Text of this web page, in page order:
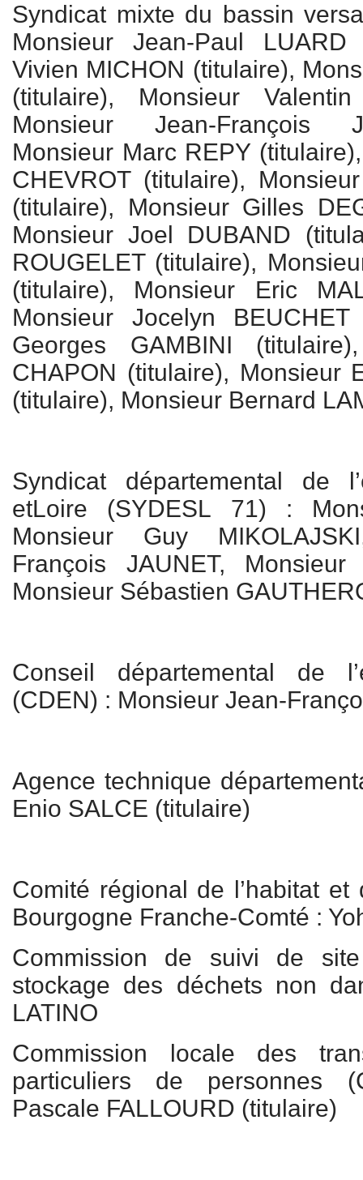
Syndicat mixte du bassin
Monsieur Jean-Paul LUARD
Vivien MICHON (titulaire),
(titulaire), Monsieur
Monsieur Jean-François
Monsieur Marc REPY
CHEVROT (titulaire),
(titulaire), Monsieur Gilles
Monsieur Joel DUBAND
ROUGELET (titulaire),
(titulaire), Monsieur Eric
Monsieur Jocelyn
Georges GAMBINI
CHAPON (titulaire), Monsieur
(titulaire), Monsieur Bernard
Syndicat départemental de
etLoire (SYDESL 71) :
Monsieur Guy
François JAUNET, Monsieur
Monsieur Sébastien
Conseil départemental de
(CDEN) : Monsieur Jean-
Agence technique
Enio SALCE (titulaire)
Comité régional de l’habitat et
Bourgogne Franche-Comté :
Commission de suivi de
stockage des déchets non
LATINO
Commission locale des
particuliers de personnes
Pascale FALLOURD (titulaire)